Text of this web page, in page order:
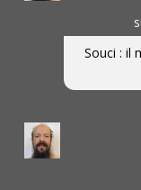
Souci : il